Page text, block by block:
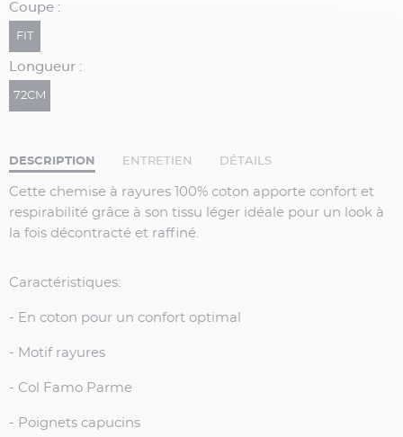
Coupe :
FIT
Longueur :
72CM
DESCRIPTION ENTRETIEN DÉTAILS
Cette chemise à rayures 100% coton apporte confort et
respirabilité grâce à son tissu léger idéale pour un look à
la fois décontracté et raffiné.
Caractéristiques:
- En coton pour un confort optimal
- Motif rayures
- Col Famo Parme
- Poignets capucins